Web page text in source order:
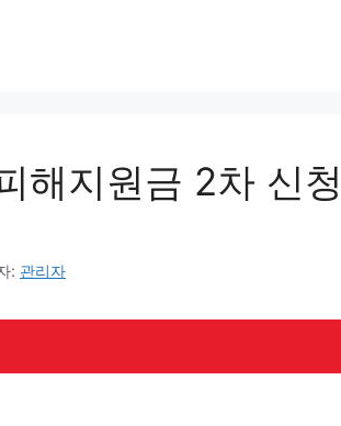
해지원금 2차 신
: 관리자